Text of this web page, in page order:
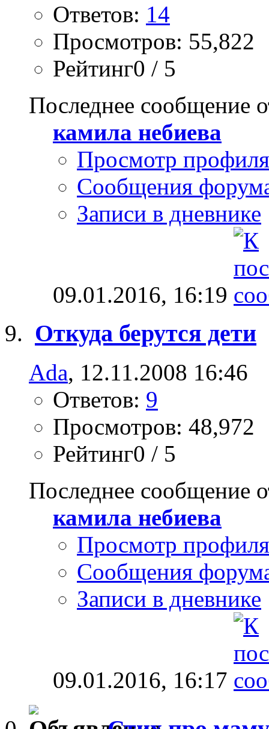
Ответов: 14
Просмотров: 55,822
Рейтинг0 / 5
Последнее сообщение
камила небиева
Просмотр профиля
Сообщения
Записи в дневнике
09.01.2016, 16:19
Откуда берутся дети
Ada, 12.11.2008 16:46
Ответов: 9
Просмотров: 48,972
Рейтинг0 / 5
Последнее сообщение
камила небиева
Просмотр профиля
Сообщения
Записи в дневнике
09.01.2016, 16:17